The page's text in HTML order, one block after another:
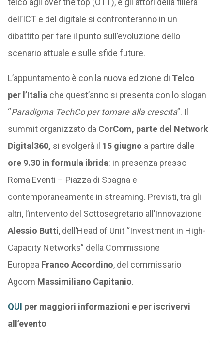
telco agli over the top (OTT), e gli attori della filiera
dell’ICT e del digitale si confronteranno in un
dibattito per fare il punto sull’evoluzione dello
scenario attuale e sulle sfide future.
L’appuntamento è con la nuova edizione di Telco
per l’Italia che quest’anno si presenta con lo slogan
“Paradigma TechCo per tornare alla crescita”. Il
summit organizzato da CorCom, parte del Network
Digital360, si svolgerà il 15 giugno a partire dalle
ore 9.30 in formula ibrida: in presenza presso
Roma Eventi – Piazza di Spagna e
contemporaneamente in streaming. Previsti, tra gli
altri, l’intervento del Sottosegretario all’Innovazione
Alessio Butti, dell’Head of Unit “Investment in High-
Capacity Networks” della Commissione
Europea Franco Accordino, del commissario
Agcom Massimiliano Capitanio.
QUI per maggiori informazioni e per iscrivervi
all’evento